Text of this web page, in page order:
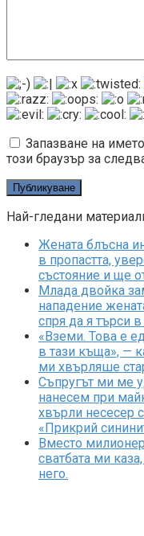
Запазване на
този браузър за
Най-гледани
Жената блъсна
в пропастта,
състояние и ще
Млада двойка
нападение
спря да я търси
«Вземи. Това е
в тази къща», —
ми хвърляше
Съпругът ми ме
нанесем при
хвърли несесер
«Прикрий
Вместо
сватбата ми
него.